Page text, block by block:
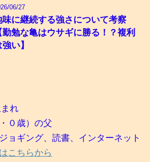
06/27
味に継続する強さについて考察
勤勉な亀はウサギに勝る！？複利
い】
れ
０歳）の父
ョギング、読書、インターネット
こちらから